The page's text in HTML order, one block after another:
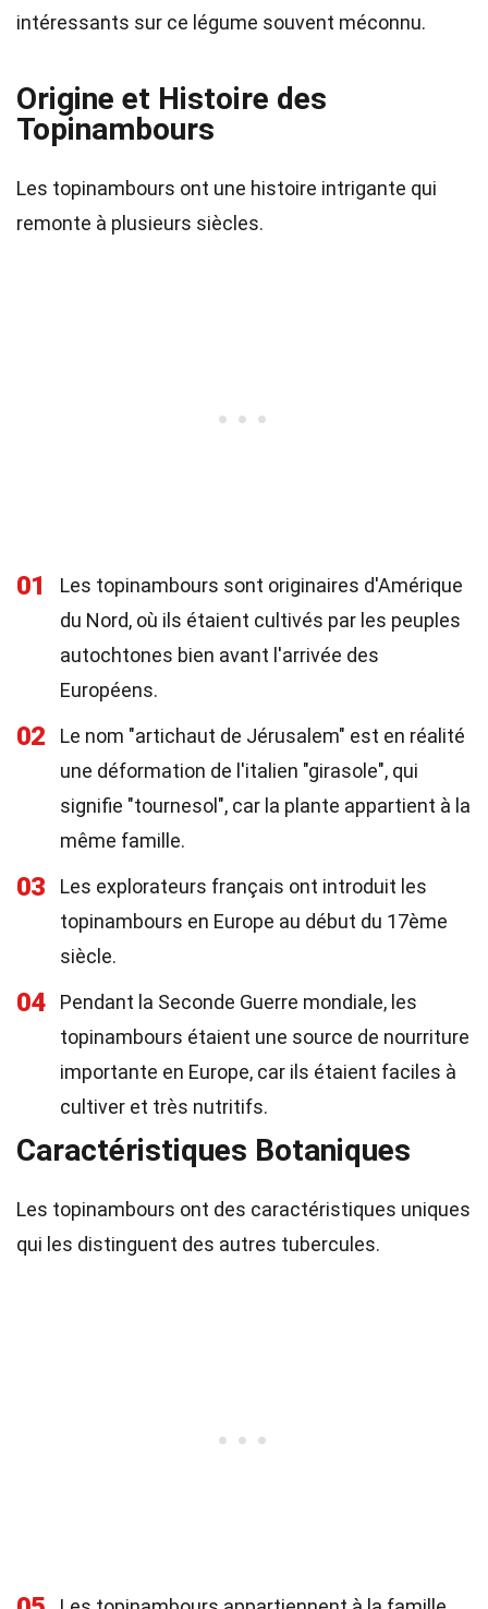
intéressants sur ce légume souvent méconnu.
Origine et Histoire des
Topinambours
Les topinambours ont une histoire intrigante qui
remonte à plusieurs siècles.
01
Les topinambours sont originaires d'Amérique
du Nord, où ils étaient cultivés par les peuples
autochtones bien avant l'arrivée des
Européens.
02
Le nom "artichaut de Jérusalem" est en réalité
une déformation de l'italien "girasole", qui
signifie "tournesol", car la plante appartient à la
même famille.
03
Les explorateurs français ont introduit les
topinambours en Europe au début du 17ème
siècle.
04
Pendant la Seconde Guerre mondiale, les
topinambours étaient une source de nourriture
importante en Europe, car ils étaient faciles à
cultiver et très nutritifs.
Caractéristiques Botaniques
Les topinambours ont des caractéristiques uniques
qui les distinguent des autres tubercules.